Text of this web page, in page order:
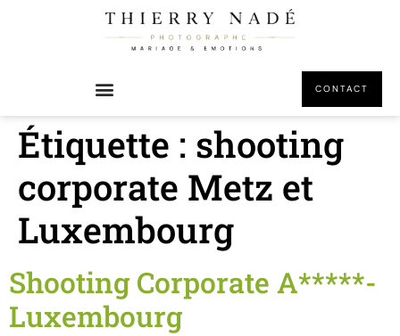
CONTACT
Étiquette : shooting
corporate Metz et
Luxembourg
Shooting Corporate A*****-
Luxembourg